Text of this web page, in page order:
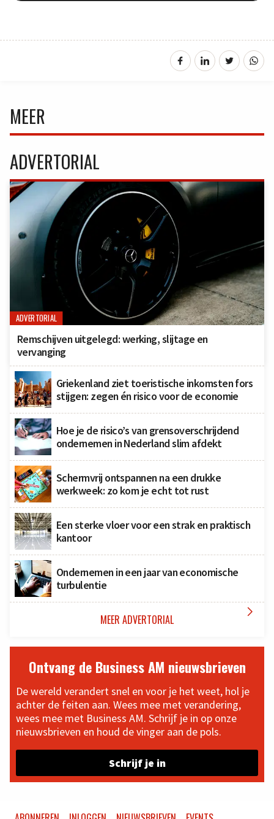
MEER
ADVERTORIAL
ADVERTORIAL
Remschijven uitgelegd: werking, slijtage en
vervanging
Griekenland ziet toeristische inkomsten fors
stijgen: zegen én risico voor de economie
Hoe je de risico’s van grensoverschrijdend
ondernemen in Nederland slim afdekt
Schermvrij ontspannen na een drukke
werkweek: zo kom je echt tot rust
Een sterke vloer voor een strak en praktisch
kantoor
Ondernemen in een jaar van economische
turbulentie
MEER ADVERTORIAL 
Ontvang de Business AM nieuwsbrieven
De wereld verandert snel en voor je het weet, hol je
achter de feiten aan. Wees mee met verandering,
wees mee met Business AM. Schrijf je in op onze
nieuwsbrieven en houd de vinger aan de pols.
Schrijf je in